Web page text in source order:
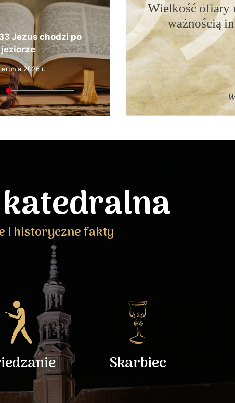
Jezus chodzi po
jeziorze
2026 r.
Wielkość ofiary
ważnością
i historyczne fakty
Skarbiec